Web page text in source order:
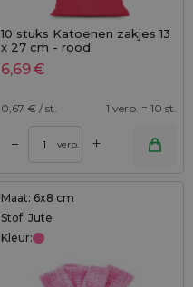
10 stuks Katoenen zakjes 13
x 27 cm - rood
6,69€
0,67 € / st. 1 verp. = 10 st.
– verp. +
Maat: 6x8 cm
Stof: Jute
Kleur: